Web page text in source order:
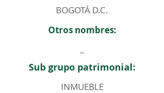
BOGOTÁ D.C.
Otros nombres:
Sub grupo patrimonial:
INMUEBLE